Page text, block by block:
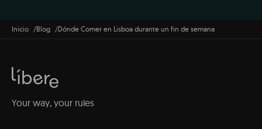
Inicio Blog Dónde Comer en Lisboa durante un fin de semana
Your way, your rules